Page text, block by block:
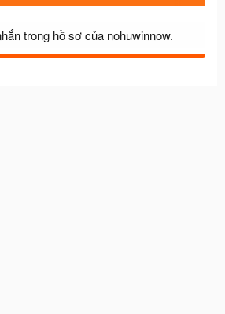
trong hồ sơ của nohuwinnow.